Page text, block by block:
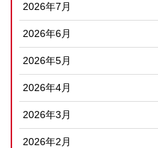
2026年7月
2026年6月
2026年5月
2026年4月
2026年3月
2026年2月